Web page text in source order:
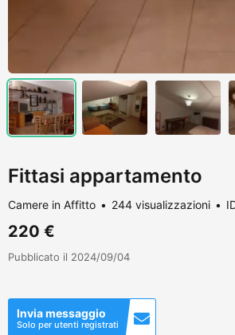
Fittasi appartamento
Camere in Affitto 244 visualizzazioni
220 €
Pubblicato il 2024/09/04
Invia messaggio
Solo per utenti registrati